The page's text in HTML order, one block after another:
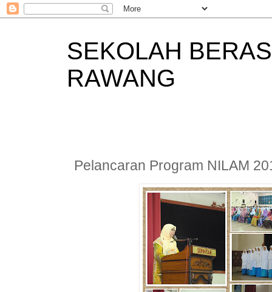
SEKOLAH
RAWANG
Pelancaran Program NILAM